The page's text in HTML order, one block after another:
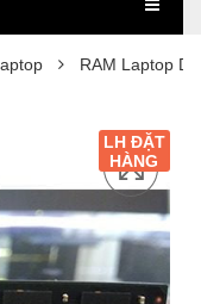
RAM Laptop
LH ĐẶT
HÀNG